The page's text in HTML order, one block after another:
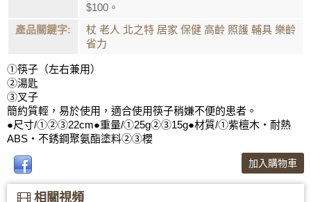
$100。
產品關鍵字:
杖 老人 北之特 居家 保健 高齡 照護 輔具 樂齡
省力
①筷子（左右兼用）
②湯匙
③叉子
簡約質輕，易於使用，適合使用筷子稍嫌不便的患者。
●尺寸/①②③22cm●重量/①25g②③15g●材質/①紫檀木・耐熱
ABS・不銹鋼聚氨酯塗料②③櫻
加入購物車
相關視頻